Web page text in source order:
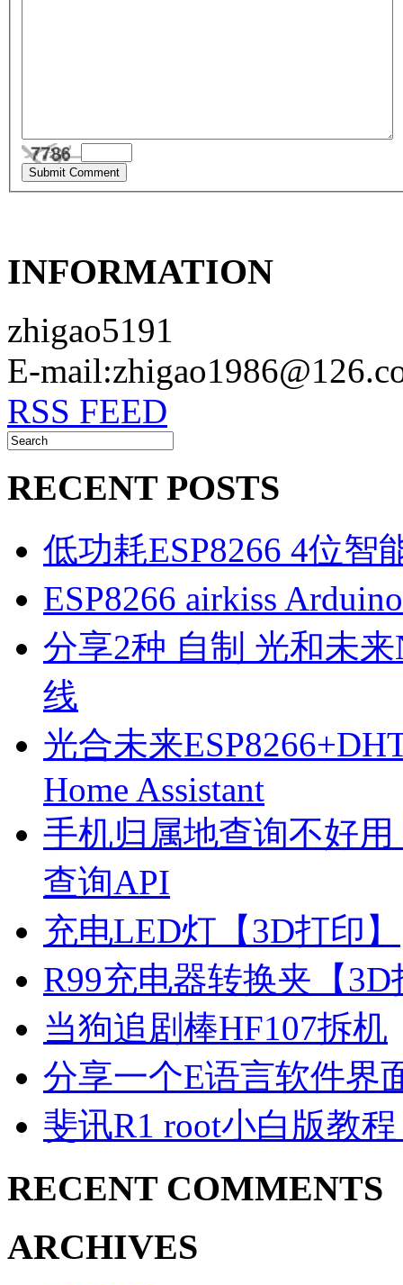
INFORMATION
zhigao5191
E-
RSS FEED
RECENT POSTS
低功耗ESP8266 4位智
ESP8266 airkiss
分享2种 自制 光和未来
线
光合未来
Home Assistant
手机归属地查询不好
查询API
充电LED灯【3D打印】
R99充电器转换夹【3D
当狗追剧棒HF107拆机
分享一个E语言软件界
斐讯R1 root小白版教
RECENT COMMENTS
ARCHIVES